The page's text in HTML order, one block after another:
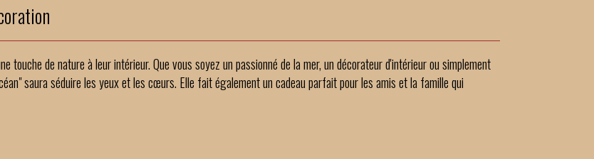
touche de nature à leur intérieur. Que vous soyez un passionné de la mer, un décorateur d'intérieur ou simplement
saura séduire les yeux et les cœurs. Elle fait également un cadeau parfait pour les amis et la famille qui